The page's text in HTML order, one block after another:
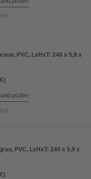
PVC, LxHxT: 240 x 5,9 x
prüfen
PVC, LxHxT: 240 x 5,9 x